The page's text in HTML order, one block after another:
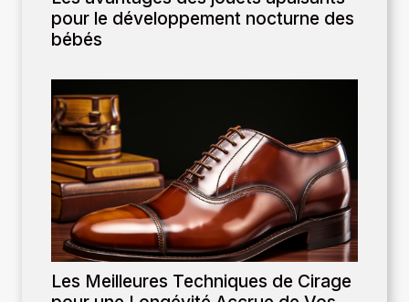
pour le développement nocturne des
bébés
Les Meilleures Techniques de Cirage